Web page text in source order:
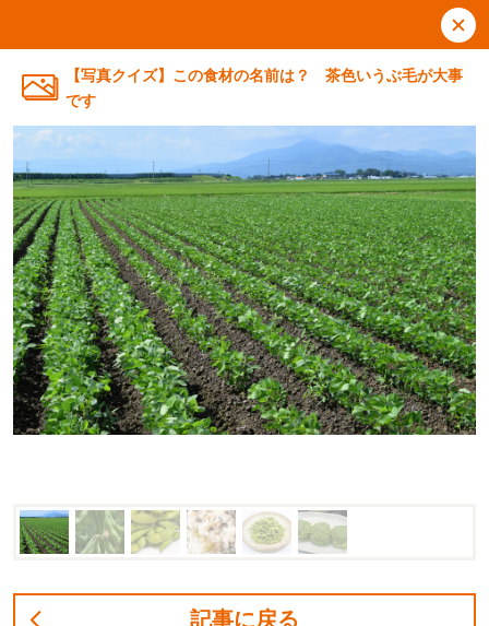
【写真クイズ】この食材の名前は？ 茶色いうぶ毛が大事
です
記事に戻る